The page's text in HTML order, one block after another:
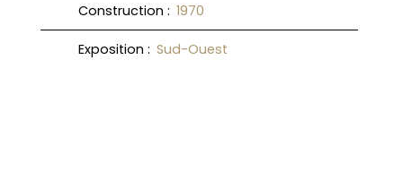
Construction : 1970
Exposition : Sud-Ouest